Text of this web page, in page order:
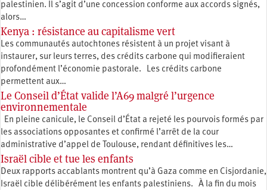
palestinien. Il s’agit d’une concession conforme aux accords signés,
alors…
Kenya : résistance au capitalisme vert
Les communautés autochtones résistent à un projet visant à
instaurer, sur leurs terres, des crédits carbone qui modifieraient
profondément l’économie pastorale. Les crédits carbone
permettent aux…
Le Conseil d’État valide l’A69 malgré l’urgence
environnementale
En pleine canicule, le Conseil d’État a rejeté les pourvois formés par
les associations opposantes et confirmé l’arrêt de la cour
administrative d’appel de Toulouse, rendant définitives les…
Israël cible et tue les enfants
Deux rapports accablants montrent qu’à Gaza comme en Cisjordanie,
Israël cible délibérément les enfants palestiniens. À la fin du mois